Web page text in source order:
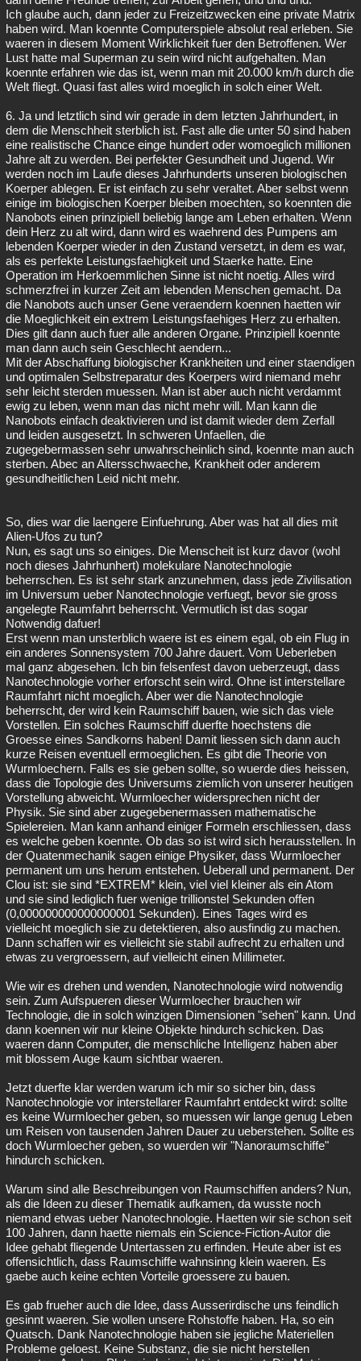
Ich glaube auch, dann jeder zu Freizeitzwecken eine private Matrix
haben wird. Man koennte Computerspiele absolut real erleben. Sie
waeren in diesem Moment Wirklichkeit fuer den Betroffenen. Wer
Lust hatte mal Superman zu sein wird nicht aufgehalten. Man
koennte erfahren wie das ist, wenn man mit 20.000 km/h durch die
Welt fliegt. Quasi fast alles wird moeglich in solch einer Welt.
6. Ja und letztlich sind wir gerade in dem letzten Jahrhundert, in
dem die Menschheit sterblich ist. Fast alle die unter 50 sind haben
eine realistische Chance einge hundert oder womoeglich millionen
Jahre alt zu werden. Bei perfekter Gesundheit und Jugend. Wir
werden noch im Laufe dieses Jahrhunderts unseren biologischen
Koerper ablegen. Er ist einfach zu sehr veraltet. Aber selbst wenn
einige im biologischen Koerper bleiben moechten, so koennten die
Nanobots einen prinzipiell beliebig lange am Leben erhalten. Wenn
dein Herz zu alt wird, dann wird es waehrend des Pumpens am
lebenden Koerper wieder in den Zustand versetzt, in dem es war,
als es perfekte Leistungsfaehigkeit und Staerke hatte. Eine
Operation im Herkoemmlichen Sinne ist nicht noetig. Alles wird
schmerzfrei in kurzer Zeit am lebenden Menschen gemacht. Da
die Nanobots auch unser Gene veraendern koennen haetten wir
die Moeglichkeit ein extrem Leistungsfaehiges Herz zu erhalten.
Dies gilt dann auch fuer alle anderen Organe. Prinzipiell koennte
man dann auch sein Geschlecht aendern...
Mit der Abschaffung biologischer Krankheiten und einer staendigen
und optimalen Selbstreparatur des Koerpers wird niemand mehr
sehr leicht sterden muessen. Man ist aber auch nicht verdammt
ewig zu leben, wenn man das nicht mehr will. Man kann die
Nanobots einfach deaktivieren und ist damit wieder dem Zerfall
und leiden ausgesetzt. In schweren Unfaellen, die
zugegebermassen sehr unwahrscheinlich sind, koennte man auch
sterben. Abec an Altersschwaeche, Krankheit oder anderem
gesundheitlichen Leid nicht mehr.
So, dies war die laengere Einfuehrung. Aber was hat all dies mit
Alien-Ufos zu tun?
Nun, es sagt uns so einiges. Die Menscheit ist kurz davor (wohl
noch dieses Jahrhunhert) molekulare Nanotechnologie
beherrschen. Es ist sehr stark anzunehmen, dass jede Zivilisation
im Universum ueber Nanotechnologie verfuegt, bevor sie gross
angelegte Raumfahrt beherrscht. Vermutlich ist das sogar
Notwendig dafuer!
Erst wenn man unsterblich waere ist es einem egal, ob ein Flug in
ein anderes Sonnensystem 700 Jahre dauert. Vom Ueberleben
mal ganz abgesehen. Ich bin felsenfest davon ueberzeugt, dass
Nanotechnologie vorher erforscht sein wird. Ohne ist interstellare
Raumfahrt nicht moeglich. Aber wer die Nanotechnologie
beherrscht, der wird kein Raumschiff bauen, wie sich das viele
Vorstellen. Ein solches Raumschiff duerfte hoechstens die
Groesse eines Sandkorns haben! Damit liessen sich dann auch
kurze Reisen eventuell ermoeglichen. Es gibt die Theorie von
Wurmloechern. Falls es sie geben sollte, so wuerde dies heissen,
dass die Topologie des Universums ziemlich von unserer heutigen
Vorstellung abweicht. Wurmloecher widersprechen nicht der
Physik. Sie sind aber zugegebenermassen mathematische
Spielereien. Man kann anhand einiger Formeln erschliessen, dass
es welche geben koennte. Ob das so ist wird sich herausstellen. In
der Quatenmechanik sagen einige Physiker, dass Wurmloecher
permanent um uns herum entstehen. Ueberall und permanent. Der
Clou ist: sie sind *EXTREM* klein, viel viel kleiner als ein Atom
und sie sind lediglich fuer wenige trillionstel Sekunden offen
(0,000000000000000001 Sekunden). Eines Tages wird es
vielleicht moeglich sie zu detektieren, also ausfindig zu machen.
Dann schaffen wir es vielleicht sie stabil aufrecht zu erhalten und
etwas zu vergroessern, auf vielleicht einen Millimeter.
Wie wir es drehen und wenden, Nanotechnologie wird notwendig
sein. Zum Aufspueren dieser Wurmloecher brauchen wir
Technologie, die in solch winzigen Dimensionen "sehen" kann. Und
dann koennen wir nur kleine Objekte hindurch schicken. Das
waeren dann Computer, die menschliche Intelligenz haben aber
mit blossem Auge kaum sichtbar waeren.
Jetzt duerfte klar werden warum ich mir so sicher bin, dass
Nanotechnologie vor interstellarer Raumfahrt entdeckt wird: sollte
es keine Wurmloecher geben, so muessen wir lange genug Leben
um Reisen von tausenden Jahren Dauer zu ueberstehen. Sollte es
doch Wurmloecher geben, so wuerden wir "Nanoraumschiffe"
hindurch schicken.
Warum sind alle Beschreibungen von Raumschiffen anders? Nun,
als die Ideen zu dieser Thematik aufkamen, da wusste noch
niemand etwas ueber Nanotechnologie. Haetten wir sie schon seit
100 Jahren, dann haette niemals ein Science-Fiction-Autor die
Idee gehabt fliegende Untertassen zu erfinden. Heute aber ist es
offensichtlich, dass Raumschiffe wahnsinng klein waeren. Es
gaebe auch keine echten Vorteile groessere zu bauen.
Es gab frueher auch die Idee, dass Ausserirdische uns feindlich
gesinnt waeren. Sie wollen unsere Rohstoffe haben. Ha, so ein
Quatsch. Dank Nanotechnologie haben sie jegliche Materiellen
Probleme geloest. Keine Substanz, die sie nicht herstellen